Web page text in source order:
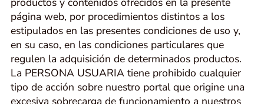
página web, por procedimientos distintos a los
estipulados en las presentes condiciones de uso y,
en su caso, en las condiciones particulares que
regulen la adquisición de determinados productos.
La PERSONA USUARIA tiene prohibido cualquier
tipo de acción sobre nuestro portal que origine una